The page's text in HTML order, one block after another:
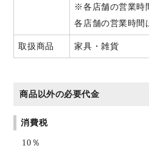
※各店舗の営業時
各店舗の営業時間
取扱商品 家具・雑貨
商品以外の必要代金
消費税
10％